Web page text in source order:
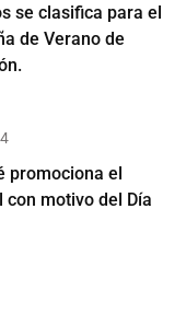
se clasifica para el
de Verano de
promociona el
con motivo del Día